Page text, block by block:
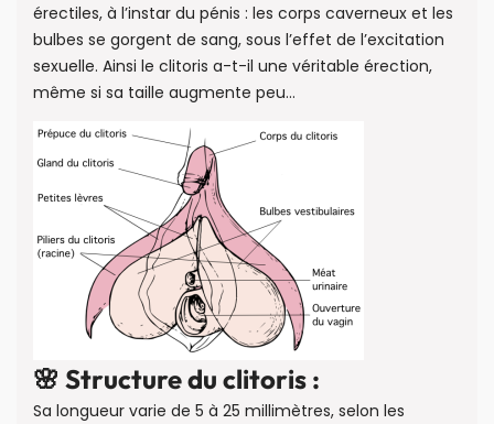
érectiles, à l’instar du pénis : les corps caverneux et les
bulbes se gorgent de sang, sous l’effet de l’excitation
sexuelle. Ainsi le clitoris a-t-il une véritable érection,
même si sa taille augmente peu…
🌸 Structure du clitoris :
Sa longueur varie de 5 à 25 millimètres, selon les